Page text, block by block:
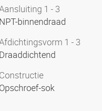
1 - 3
NPT-binnendraad
1 - 3
Draaddichtend
Constructie
Opschroef-sok